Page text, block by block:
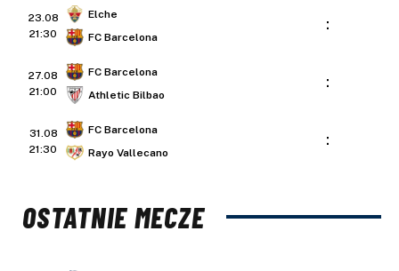
23.08
21:30
Elche
FC Barcelona
:
27.08
21:00
FC Barcelona
Athletic Bilbao
:
31.08
21:30
FC Barcelona
Rayo Vallecano
:
OSTATNIE MECZE